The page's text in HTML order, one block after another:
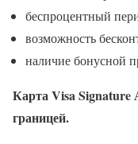
беспроцентный
возможность
наличие бонусной
Карта Visa Signature
границей.